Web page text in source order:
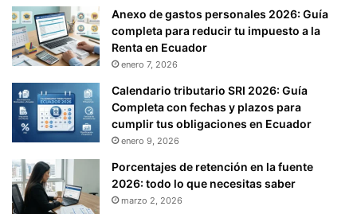
Anexo de gastos personales 2026: Guía
completa para reducir tu impuesto a la
Renta en Ecuador
enero 7, 2026
Calendario tributario SRI 2026: Guía
Completa con fechas y plazos para
cumplir tus obligaciones en Ecuador
enero 9, 2026
Porcentajes de retención en la fuente
2026: todo lo que necesitas saber
marzo 2, 2026